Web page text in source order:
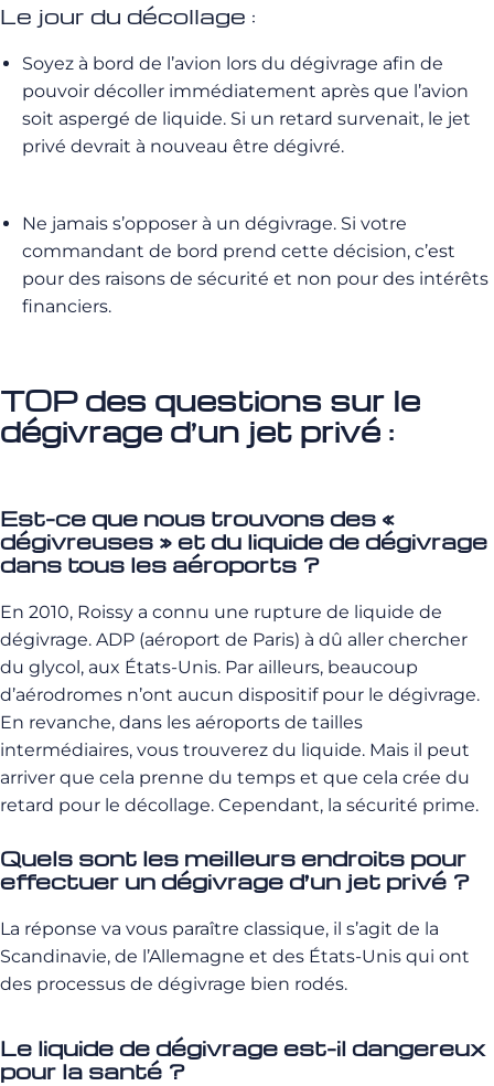
Le jour du décollage :
Soyez à bord de l’avion lors du dégivrage afin de
pouvoir décoller immédiatement après que l’avion
soit aspergé de liquide. Si un retard survenait, le jet
privé devrait à nouveau être dégivré.
Ne jamais s’opposer à un dégivrage. Si votre
commandant de bord prend cette décision, c’est
pour des raisons de sécurité et non pour des intérêts
financiers.
TOP des questions sur le
dégivrage d’un jet privé :
Est-ce que nous trouvons des «
dégivreuses » et du liquide de dégivrage
dans tous les aéroports ?
En 2010, Roissy a connu une rupture de liquide de
dégivrage. ADP (aéroport de Paris) à dû aller chercher
du glycol, aux États-Unis. Par ailleurs, beaucoup
d’aérodromes n’ont aucun dispositif pour le dégivrage.
En revanche, dans les aéroports de tailles
intermédiaires, vous trouverez du liquide. Mais il peut
arriver que cela prenne du temps et que cela crée du
retard pour le décollage. Cependant, la sécurité prime.
Quels sont les meilleurs endroits pour
effectuer un dégivrage d’un jet privé ?
La réponse va vous paraître classique, il s’agit de la
Scandinavie, de l’Allemagne et des États-Unis qui ont
des processus de dégivrage bien rodés.
Le liquide de dégivrage est-il dangereux
pour la santé ?